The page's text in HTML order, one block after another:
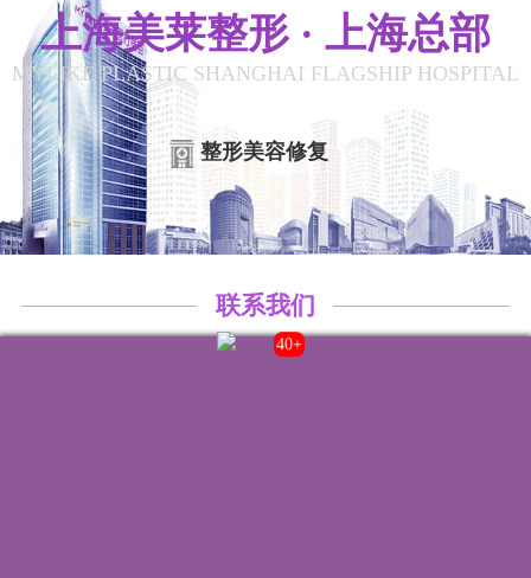
上海美莱整形 · 上海总部
MYLIKE PLASTIC SHANGHAI FLAGSHIP HOSPITAL
整形美容修复
联系我们
院内电话:
021-22235555
43+